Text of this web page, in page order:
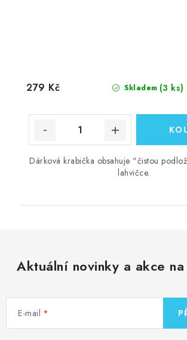
Skladem (3 ks)
279 Kč
Dárková krabička obsahuje "čistou
lahvičce.
Aktuální novinky a akce
E-mail